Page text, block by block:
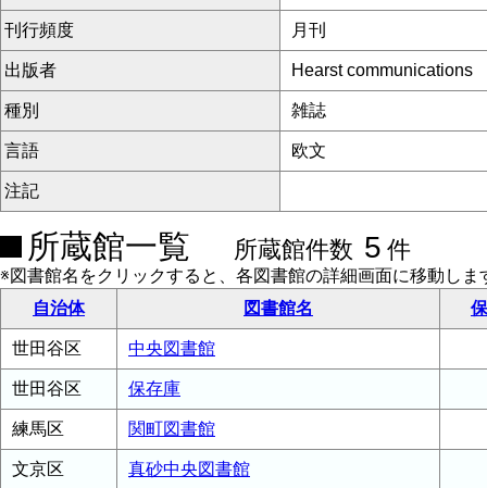
刊行頻度 月刊
出版者 Hearst communications
種別 雑誌
言語 欧文
注記
所蔵館一覧 所蔵館件数 5 件
※図書館名をクリックすると、各図書館の詳細画面に移動しま
自治体
図書館名
世田谷区 中央図書館
世田谷区 保存庫
練馬区 関町図書館
文京区 真砂中央図書館